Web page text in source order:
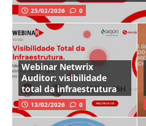
25/02/2026 0
Webinar Netwrix
Auditor: visibilidade
total da infraestrutura
13/02/2026 0